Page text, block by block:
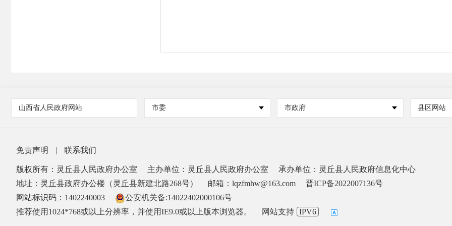
山西省人民政府网站 市委 市政府 县区网站
免责声明 | 联系我们
版权所有：灵丘县人民政府办公室 主办单位：灵丘县人民政府办公室
承办单位：灵丘县人民政府信息化中心
地址：灵丘县政府办公楼（灵丘县新建北路268号）
邮箱：lqzfmhw@163.com
晋ICP备2022007136号
网站标识码：1402240003
公安机关备:14022402000106号
推荐使用1024*768或以上分辨率，并使用IE9.0或以上版本浏览器。
网站支持 IPV6